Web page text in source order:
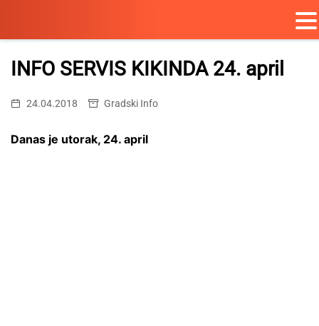
Skip
content
INFO SERVIS KIKINDA 24. april
24.04.2018 Gradski Info
Danas je utorak, 24. april